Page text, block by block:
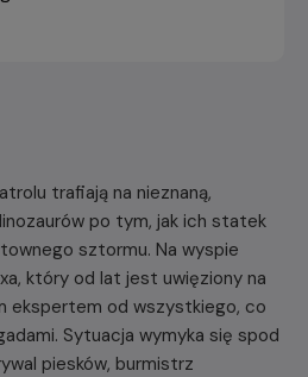
trafiają na nieznaną,
po tym, jak ich statek
sztormu. Na wyspie
który od lat jest uwięziony na
ekspertem od wszystkiego, co
Sytuacja wymyka się spod
piesków, burmistrz